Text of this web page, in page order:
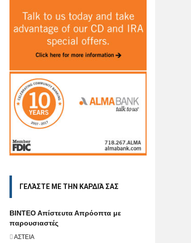
ΓΕΛΆΣΤΕ ΜΕ ΤΗΝ ΚΑΡΔΙΆ ΣΑΣ
BINTEO Aπίστευτα Απρόοπτα με
παρουσιαστές
ΑΣΤΕΙΑ